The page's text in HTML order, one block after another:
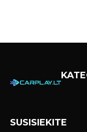
SUSISIEKITE